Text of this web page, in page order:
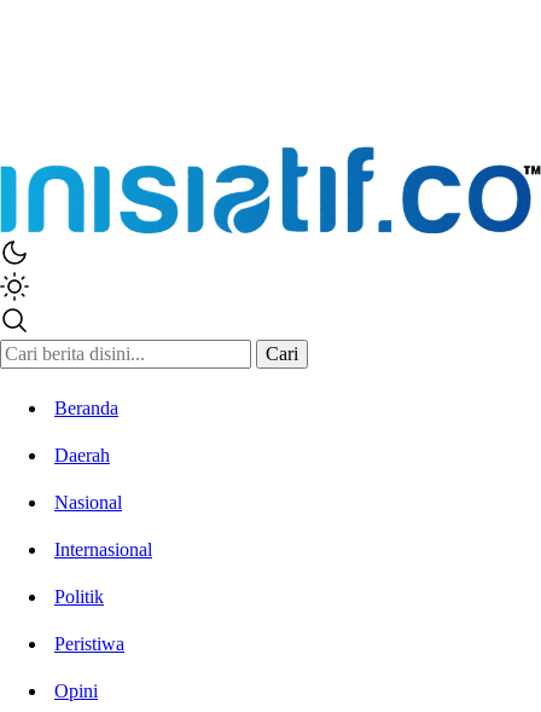
Inisiatif.co
Stay Connected Stay Informed
Cari
Beranda
Daerah
Nasional
Internasional
Politik
Peristiwa
Opini